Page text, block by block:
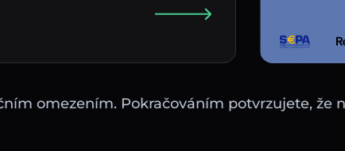
omezením. Pokračováním potvrzujete, že